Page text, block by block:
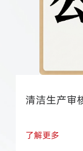
清洁生产审
了解更多